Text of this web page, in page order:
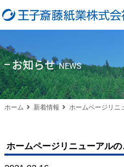
お知らせ NEWS
ホーム 新着情報 ホームページリニ
ホームページリニューアルの